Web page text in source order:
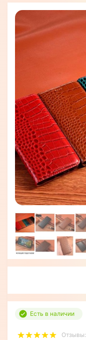
Есть в наличии
Отзывы: